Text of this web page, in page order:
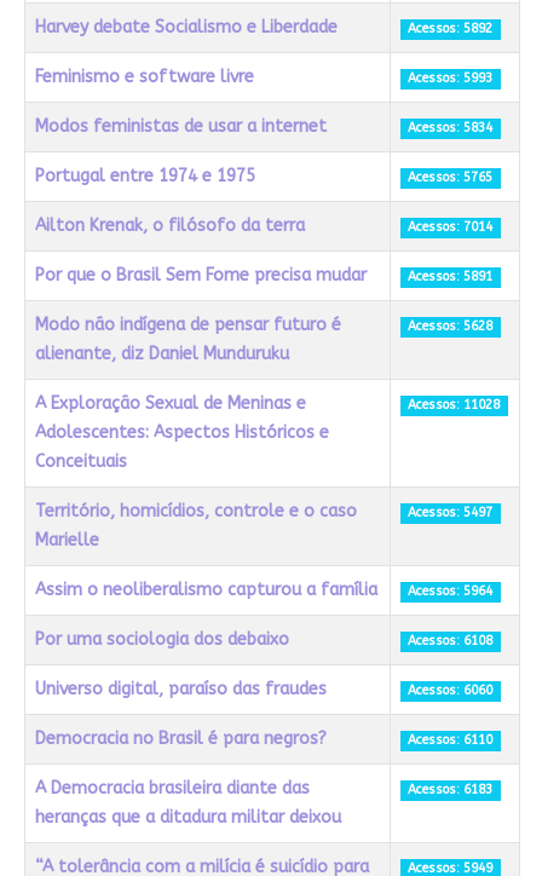
Harvey debate Socialismo e Liberdade Acessos: 5892
Feminismo e software livre Acessos: 5993
Modos feministas de usar a internet Acessos: 5834
Portugal entre 1974 e 1975 Acessos: 5765
Ailton Krenak, o filósofo da terra Acessos: 7014
Por que o Brasil Sem Fome precisa mudar Acessos: 5891
Modo não indígena de pensar futuro é
alienante, diz Daniel Munduruku
Acessos: 5628
A Exploração Sexual de Meninas e
Adolescentes: Aspectos Históricos e
Conceituais
Acessos: 11028
Território, homicídios, controle e o caso
Marielle
Acessos: 5497
Assim o neoliberalismo capturou a família Acessos: 5964
Por uma sociologia dos debaixo Acessos: 6108
Universo digital, paraíso das fraudes Acessos: 6060
Democracia no Brasil é para negros? Acessos: 6110
A Democracia brasileira diante das
heranças que a ditadura militar deixou
Acessos: 6183
“A tolerância com a milícia é suicídio para
Acessos: 5949